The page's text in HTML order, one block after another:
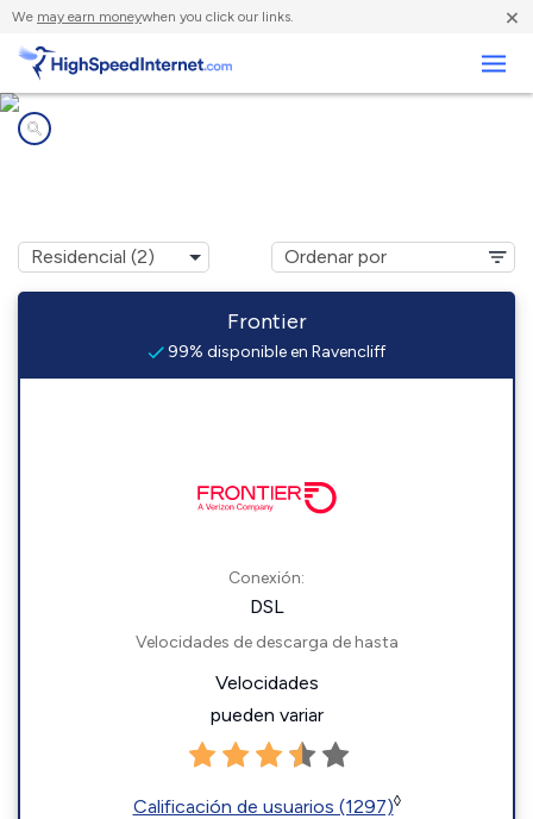
We may earn moneywhen you click our links. ×
Frontier
99% disponible en Ravencliff
Conexión:
DSL
Velocidades de descarga de hasta
Velocidades
pueden variar
Calificación de usuarios (1297)◊